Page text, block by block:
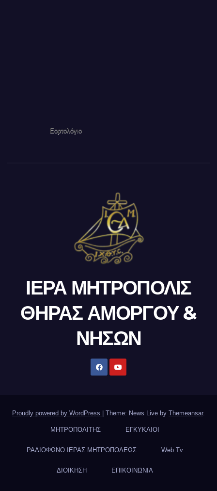
Εορτολόγιο
ΙΕΡΑ ΜΗΤΡΟΠΟΛΙΣ
ΘΗΡΑΣ ΑΜΟΡΓΟΥ &
ΝΗΣΩΝ
Proudly powered by WordPress Theme: News Live by Themeansar.
ΜΗΤΡΟΠΟΛΙΤΗΣ ΕΓΚΥΚΛΙΟΙ
ΡΑΔΙΟΦΩΝΟ ΙΕΡΑΣ ΜΗΤΡΟΠΟΛΕΩΣ Web Tv
ΔΙΟΙΚΗΣΗ ΕΠΙΚΟΙΝΩΝΙΑ